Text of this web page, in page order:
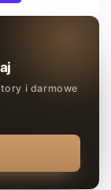
i darmowe